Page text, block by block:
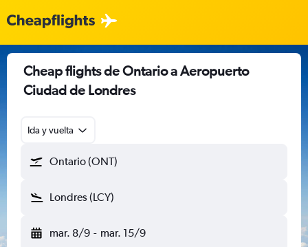
Cheap flights de Ontario a Aeropuerto
Ciudad de Londres
Ida y vuelta
Ontario (ONT)
Londres (LCY)
mar. 8/9 - mar. 15/9